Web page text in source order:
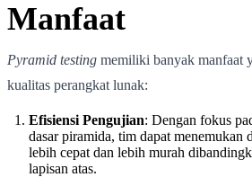
Manfaat
Pyramid testing memiliki banyak manfaat
kualitas perangkat lunak:
Efisiensi Pengujian: Dengan fokus
dasar piramida, tim dapat menemukan
lebih cepat dan lebih murah
lapisan atas.